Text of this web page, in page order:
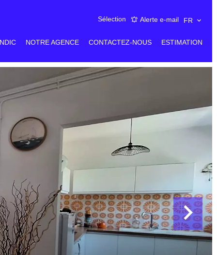
Sélection Alerte e-mail FR
NOTRE AGENCE CONTACTEZ-NOUS ESTIMATION